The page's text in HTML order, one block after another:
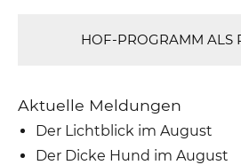
HOF-PROGRAMM ALS
Aktuelle Meldungen
Der Lichtblick im August
Der Dicke Hund im August